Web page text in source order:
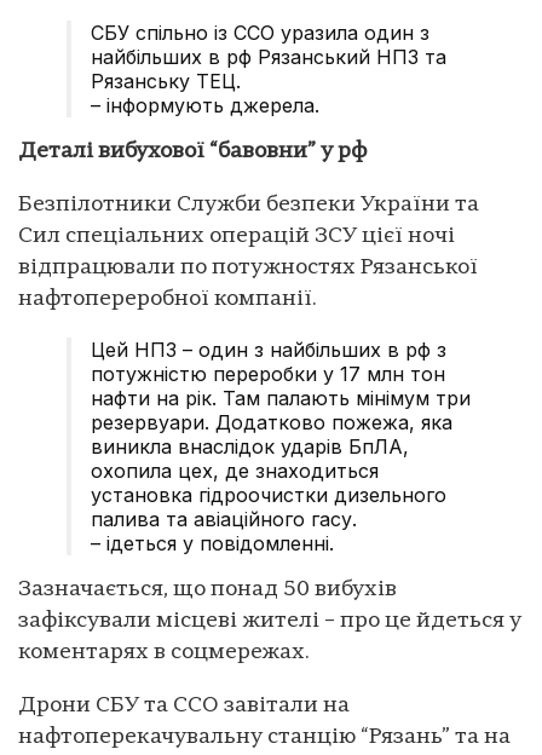
СБУ спільно із ССО уразила один з
найбільших в рф Рязанський НПЗ та
Рязанську ТЕЦ.
– інформують джерела.
Деталі вибухової “бавовни” у рф
Безпілотники Служби безпеки України та
Сил спеціальних операцій ЗСУ цієї ночі
відпрацювали по потужностях Рязанської
нафтопереробної компанії.
Цей НПЗ – один з найбільших в рф з
потужністю переробки у 17 млн тон
нафти на рік. Там палають мінімум три
резервуари. Додатково пожежа, яка
виникла внаслідок ударів БпЛА,
охопила цех, де знаходиться
установка гідроочистки дизельного
палива та авіаційного гасу.
– ідеться у повідомленні.
Зазначається, що понад 50 вибухів
зафіксували місцеві жителі – про це йдеться у
коментарях в соцмережах.
Дрони СБУ та ССО завітали на
нафтоперекачувальну станцію “Рязань” та на